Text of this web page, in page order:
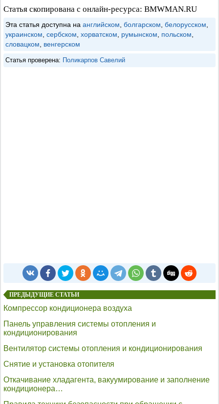
Статья скопирована с онлайн-ресурса: BMWMAN.RU
Эта статья доступна на английском болгарском белорусском
украинском сербском хорватском румынском польском
словацком
венгерском
Статья проверена: Поликарпов Савелий
ПРЕДЫДУЩИЕ СТАТЬИ
Компрессор кондиционера воздуха
Панель управления системы отопления и
кондиционирования
Вентилятор системы отопления и кондиционирования
Снятие и установка отопителя
Откачивание хладагента, вакуумирование и заполнение
кондиционера…